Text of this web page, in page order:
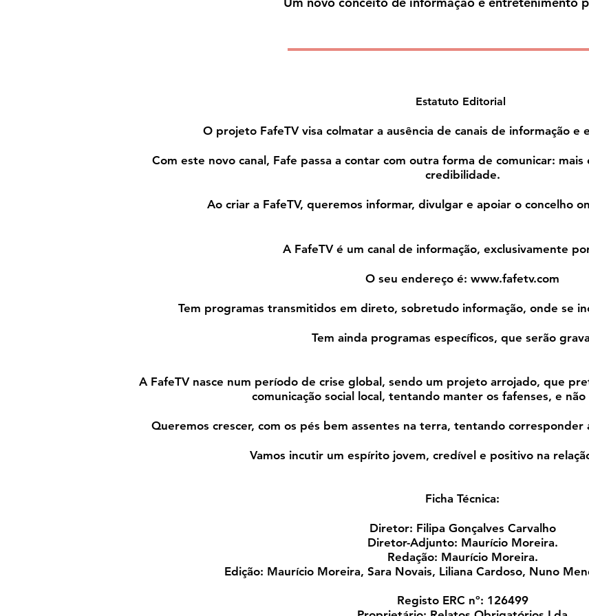
Estatuto Editorial
O projeto FafeTV visa colmatar a ausência de canais de informação
Com este novo canal, Fafe passa a contar com outra forma de comunicar:
credibilidade.
Ao criar a FafeTV, queremos informar, divulgar e apoiar o concelho
A FafeTV é um canal de informação, exclusivamente
O seu endereço é: www.fafetv.com
Tem programas transmitidos em direto, sobretudo informação, onde se
Tem ainda programas específicos, que serão
A FafeTV nasce num período de crise global, sendo um projeto arrojado, que
comunicação social local, tentando manter os fafenses, e
Queremos crescer, com os pés bem assentes na terra, tentando corresponder
Vamos incutir um espírito jovem, credível e positivo na
Ficha Técnica:
Diretor: Filipa Gonçalves Carvalho
Diretor-Adjunto: Maurício Moreira.
Redação: Maurício Moreira.
Edição: Maurício Moreira, Sara Novais, Liliana Cardoso, Nuno
Registo ERC nº: 126499